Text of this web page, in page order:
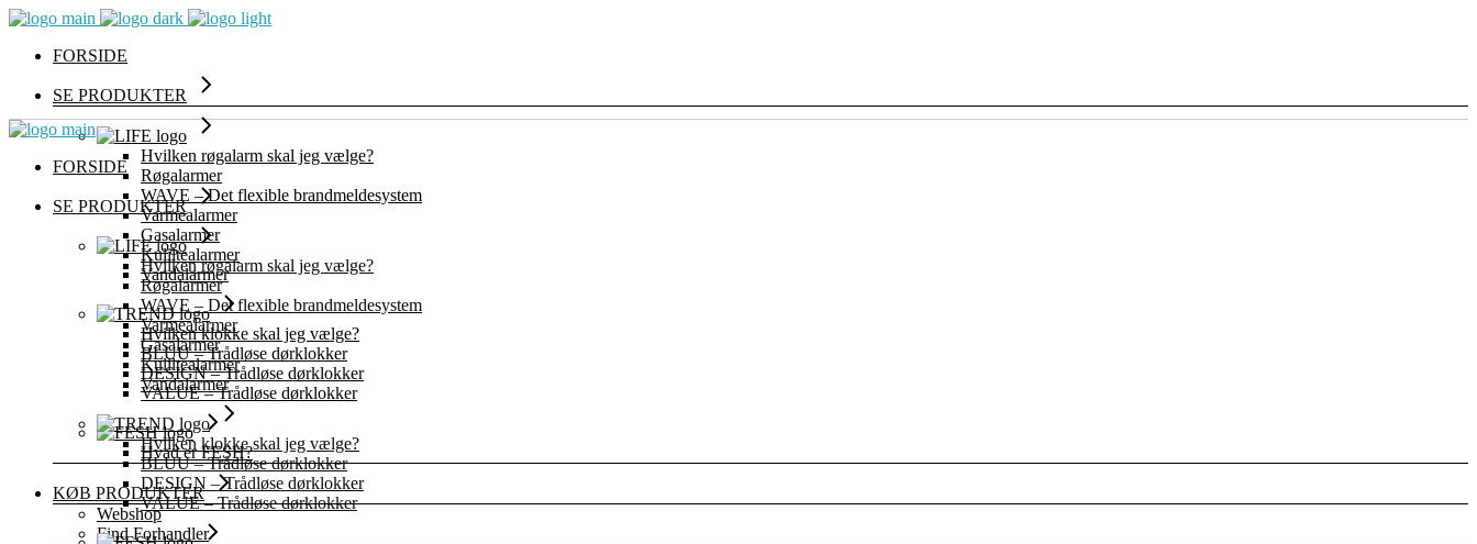
FORSIDE
SE PRODUKTER
Hvilken røgalarm skal jeg vælge?
Røgalarmer
WAVE – Det flexible brandmeldesystem
Varmealarmer
Gasalarmer
Kuliltealarmer
Vandalarmer
Hvilken klokke skal jeg vælge?
BLUU – Trådløse dørklokker
DESIGN – Trådløse dørklokker
VALUE – Trådløse dørklokker
Hvad er FESH?
KØB PRODUKTER
Webshop
Find Forhandler
FORSIDE
SE PRODUKTER
Hvilken røgalarm skal jeg vælge?
Røgalarmer
WAVE – Det flexible brandmeldesystem
Varmealarmer
Gasalarmer
Kuliltealarmer
Vandalarmer
Hvilken klokke skal jeg vælge?
BLUU – Trådløse dørklokker
DESIGN – Trådløse dørklokker
VALUE – Trådløse dørklokker